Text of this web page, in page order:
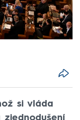
si vláda